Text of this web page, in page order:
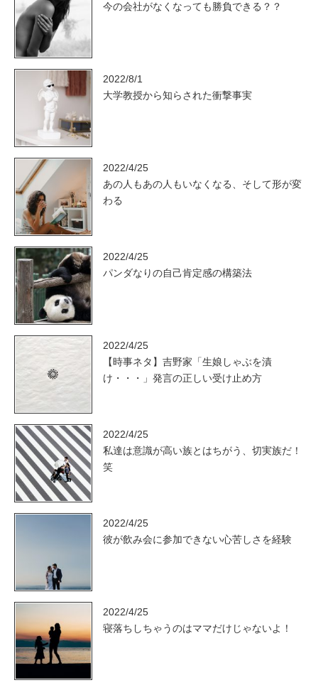
今の会社がなくなっても勝負できる？？
2022/8/1
大学教授から知らされた衝撃事実
2022/4/25
あの人もあの人もいなくなる、そして形が変
わる
2022/4/25
パンダなりの自己肯定感の構築法
2022/4/25
【時事ネタ】吉野家「生娘しゃぶを漬
け・・・」発言の正しい受け止め方
2022/4/25
私達は意識が高い族とはちがう、切実族だ！
笑
2022/4/25
彼が飲み会に参加できない心苦しさを経験
2022/4/25
寝落ちしちゃうのはママだけじゃないよ！